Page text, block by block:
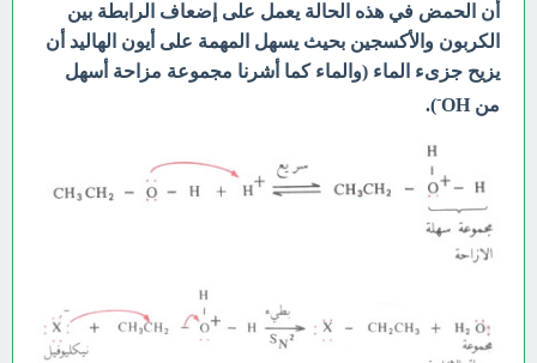
أن الحمض في هذه الحالة يعمل على إضعاف الرابطة بين
الكربون والأكسجين بحيث يسهل المهمة على أيون الهاليد أن
يزيح جزىء الماء (والماء كما أشرنا مجموعة مزاحة أسهل
من OH
-
).